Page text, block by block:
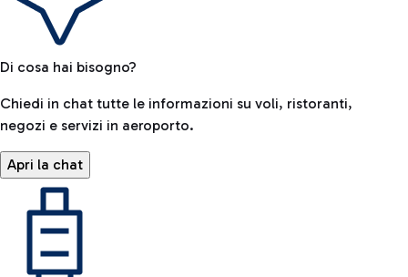
Di cosa hai bisogno?
Chiedi in chat tutte le informazioni su voli, ristoranti,
negozi e servizi in aeroporto.
Apri la chat